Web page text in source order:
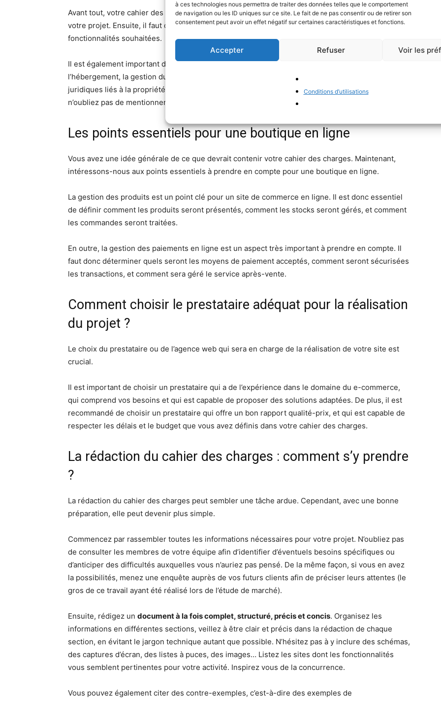
à ces technologies nous permettra de traiter des données telles que le comportement
de navigation ou les ID uniques sur ce site. Le fait de ne pas consentir ou de retirer son
consentement peut avoir un effet négatif sur certaines caractéristiques et fonctions.
Accepter Refuser Voir les
Conditions d’utilisations
Avant tout, votre cahier des charges doit comprendre une présentation de votre entreprise et de
votre projet. Ensuite, il faut détailler les objectifs à atteindre avec le site web, le public cible, et les
fonctionnalités souhaitées.
Il est également important de préciser les aspects techniques de votre site, comme
l’hébergement, la gestion du nom de domaine, le référencement SEO, ainsi que les aspects
juridiques liés à la propriété intellectuelle et à la protection des données personnelles. Enfin,
n’oubliez pas de mentionner le budget et le calendrier du projet.
Les points essentiels pour une boutique en ligne
Vous avez une idée générale de ce que devrait contenir votre cahier des charges. Maintenant,
intéressons-nous aux points essentiels à prendre en compte pour une boutique en ligne.
La gestion des produits est un point clé pour un site de commerce en ligne. Il est donc essentiel
de définir comment les produits seront présentés, comment les stocks seront gérés, et comment
les commandes seront traitées.
En outre, la gestion des paiements en ligne est un aspect très important à prendre en compte. Il
faut donc déterminer quels seront les moyens de paiement acceptés, comment seront sécurisées
les transactions, et comment sera géré le service après-vente.
Comment choisir le prestataire adéquat pour la réalisation
du projet ?
Le choix du prestataire ou de l’agence web qui sera en charge de la réalisation de votre site est
crucial.
Il est important de choisir un prestataire qui a de l’expérience dans le domaine du e-commerce,
qui comprend vos besoins et qui est capable de proposer des solutions adaptées. De plus, il est
recommandé de choisir un prestataire qui offre un bon rapport qualité-prix, et qui est capable de
respecter les délais et le budget que vous avez définis dans votre cahier des charges.
La rédaction du cahier des charges : comment s’y prendre
?
La rédaction du cahier des charges peut sembler une tâche ardue. Cependant, avec une bonne
préparation, elle peut devenir plus simple.
Commencez par rassembler toutes les informations nécessaires pour votre projet. N’oubliez pas
de consulter les membres de votre équipe afin d’identifier d’éventuels besoins spécifiques ou
d’anticiper des difficultés auxquelles vous n’auriez pas pensé. De la même façon, si vous en avez
la possibilités, menez une enquête auprès de vos futurs clients afin de préciser leurs attentes (le
gros de ce travail ayant été réalisé lors de l’étude de marché).
Ensuite, rédigez un document à la fois complet, structuré, précis et concis. Organisez les
informations en différentes sections, veillez à être clair et précis dans la rédaction de chaque
section, en évitant le jargon technique autant que possible. N’hésitez pas à y inclure des schémas,
des captures d’écran, des listes à puces, des images… Listez les sites dont les fonctionnalités
vous semblent pertinentes pour votre activité. Inspirez vous de la concurrence.
Vous pouvez également citer des contre-exemples, c’est-à-dire des exemples de